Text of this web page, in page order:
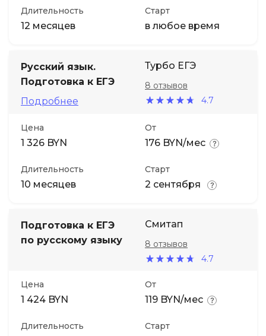
Длительность
12 месяцев
Старт
в любое время
Русский язык.
Подготовка к ЕГЭ
Подробнее
Турбо ЕГЭ
4.7
8 отзывов
Цена
1 326 BYN
От
176 BYN/мес
Длительность
10 месяцев
Старт
2 сентября
Подготовка к ЕГЭ
по русскому языку
Смитап
4.7
8 отзывов
Цена
1 424 BYN
От
119 BYN/мес
Длительность Старт